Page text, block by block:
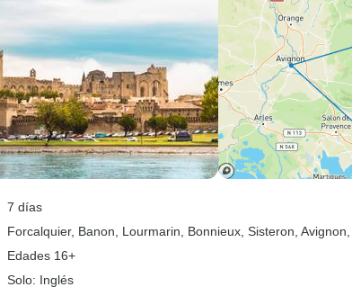
7 días
Forcalquier, Banon , Lourmarin , Bonnieux , Sisteron , Avignon
Edades 16+
Solo: Inglés